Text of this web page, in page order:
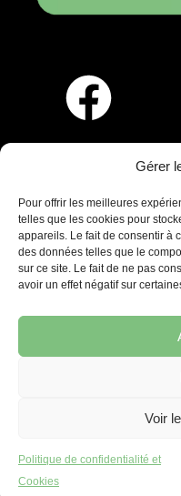
Gérer
Pour offrir les meilleures
telles que les cookies pour
appareils. Le fait de consentir à
des données telles que le
sur ce site. Le fait de ne pas
avoir un effet négatif sur
Voir
Politique de confidentialité et
Cookies
Saint-Germain-En-Laye
Ligne R2-Nord
Tramway T13
20mins à pied du RER